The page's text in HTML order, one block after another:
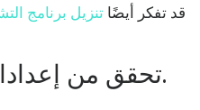
قد تفكر أيضًا تنزيل برنامج
4] تحقق من إعدادات لوحة اللمس.